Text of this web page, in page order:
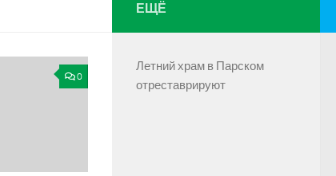
0
ЕЩЁ
Летний храм в Парском
отреставрируют